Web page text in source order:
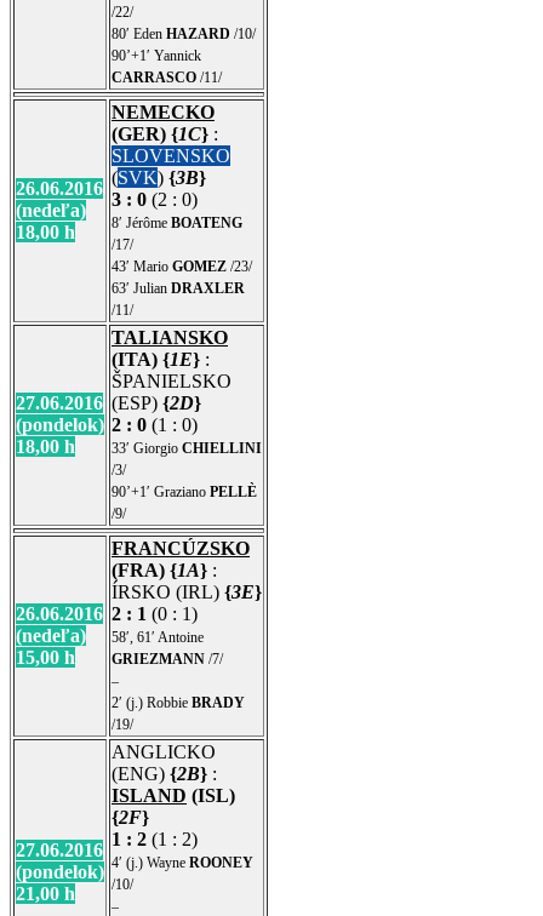
/22/
80′ Eden HAZARD /10/
90’+1′ Yannick
CARRASCO /11/
26.06.2016
(nedeľa)
18,00 h
NEMECKO
(GER) {1C} :
SLOVENSKO
(SVK) {3B}
3 : 0 (2 : 0)
8′ Jérôme BOATENG
/17/
43′ Mario GOMEZ /23/
63′ Julian DRAXLER
/11/
27.06.2016
(pondelok)
18,00 h
TALIANSKO
(ITA) {1E} :
ŠPANIELSKO
(ESP) {2D}
2 : 0 (1 : 0)
33′ Giorgio CHIELLINI
/3/
90’+1′ Graziano PELLÈ
/9/
26.06.2016
(nedeľa)
15,00 h
FRANCÚZSKO
(FRA) {1A} :
ÍRSKO (IRL) {3E}
2 : 1 (0 : 1)
58′, 61′ Antoine
GRIEZMANN /7/
–
2′ (j.) Robbie BRADY
/19/
27.06.2016
(pondelok)
21,00 h
ANGLICKO
(ENG) {2B} :
ISLAND (ISL)
{2F}
1 : 2 (1 : 2)
4′ (j.) Wayne ROONEY
/10/
–